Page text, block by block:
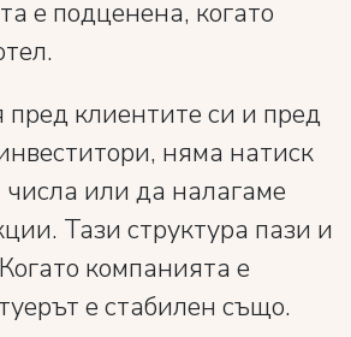
е подценена, когато
пред клиентите си и пред
няма натиск
или да налагаме
Тази структура пази и
компанията е
е стабилен също.